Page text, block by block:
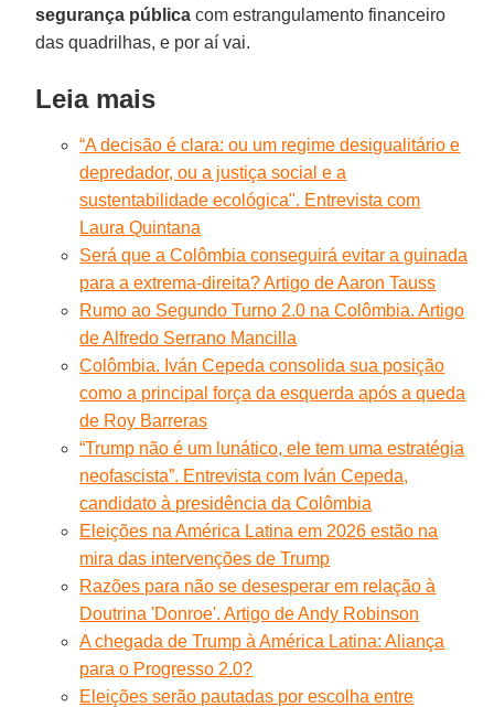
segurança pública com estrangulamento financeiro
das quadrilhas, e por aí vai.
Leia mais
“A decisão é clara: ou um regime desigualitário e
depredador, ou a justiça social e a
sustentabilidade ecológica". Entrevista com
Laura Quintana
Será que a Colômbia conseguirá evitar a guinada
para a extrema-direita? Artigo de Aaron Tauss
Rumo ao Segundo Turno 2.0 na Colômbia. Artigo
de Alfredo Serrano Mancilla
Colômbia. Iván Cepeda consolida sua posição
como a principal força da esquerda após a queda
de Roy Barreras
“Trump não é um lunático, ele tem uma estratégia
neofascista”. Entrevista com Iván Cepeda,
candidato à presidência da Colômbia
Eleições na América Latina em 2026 estão na
mira das intervenções de Trump
Razões para não se desesperar em relação à
Doutrina 'Donroe'. Artigo de Andy Robinson
A chegada de Trump à América Latina: Aliança
para o Progresso 2.0?
Eleições serão pautadas por escolha entre